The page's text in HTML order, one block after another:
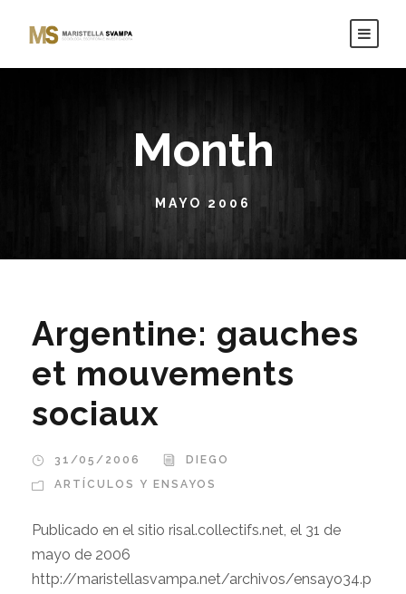
Month
MAYO 2006
Argentine: gauches
et mouvements
sociaux
31/05/2006
DIEGO
ARTÍCULOS Y ENSAYOS
Publicado en el sitio risal.collectifs.net, el 31 de
mayo de 2006
http://maristellasvampa.net/archivos/ensayo34.p